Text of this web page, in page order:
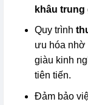
khâu trung
Quy trình
ưu hóa nhờ
giàu kinh
tiên tiến.
Đảm bảo